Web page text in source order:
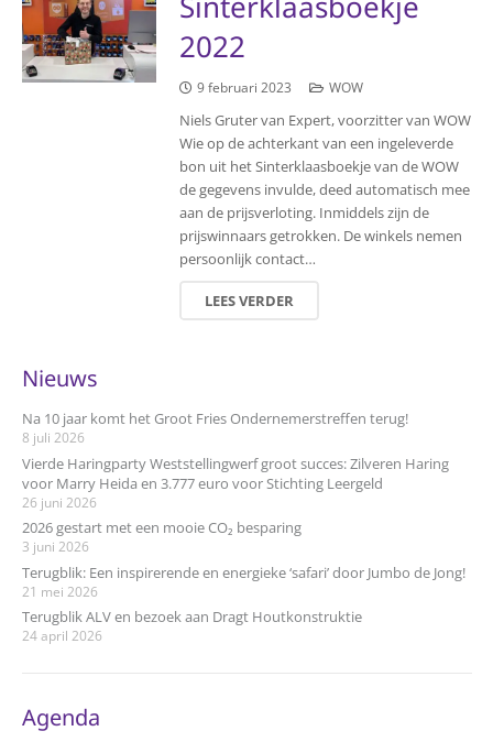
2022
9 februari 2023 WOW
Niels Gruter van Expert, voorzitter van WOW
Wie op de achterkant van een ingeleverde
bon uit het Sinterklaasboekje van de WOW
de gegevens invulde, deed automatisch mee
aan de prijsverloting. Inmiddels zijn de
prijswinnaars getrokken. De winkels nemen
persoonlijk contact…
LEES VERDER
Nieuws
Na 10 jaar komt het Groot Fries Ondernemerstreffen terug!
8 juli 2026
Vierde Haringparty Weststellingwerf groot succes: Zilveren Haring
voor Marry Heida en 3.777 euro voor Stichting Leergeld
26 juni 2026
2026 gestart met een mooie CO₂ besparing
3 juni 2026
Terugblik: Een inspirerende en energieke ‘safari’ door Jumbo de Jong!
21 mei 2026
Terugblik ALV en bezoek aan Dragt Houtkonstruktie
24 april 2026
Agenda